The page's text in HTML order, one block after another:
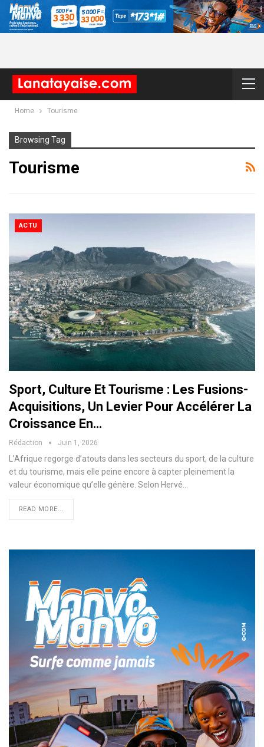
Home Tourisme
Browsing Tag
Tourisme
ACTU
Sport, Culture Et Tourisme : Les Fusions-
Acquisitions, Un Levier Pour Accélérer La
Croissance En…
Rédaction Juin 1, 2026
L’Afrique regorge d’atouts dans les secteurs du sport, de la culture
et du tourisme, mais elle peine encore à capter pleinement la
valeur économique qu’elle génère. Selon Hervé…
READ MORE...